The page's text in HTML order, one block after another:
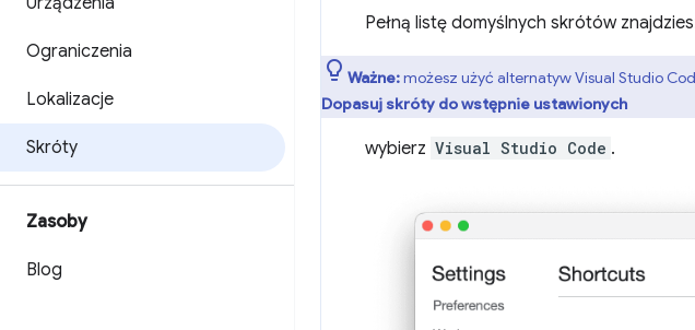
Ograniczenia
Lokalizacje
Skróty
Zasoby
Blog
Pełną listę domyślnych skrótów
Ważne:możesz użyć alternatyw Visual Studio
Dopasuj skróty do wstępnie ustawionych
wybierz Visual Studio Code .